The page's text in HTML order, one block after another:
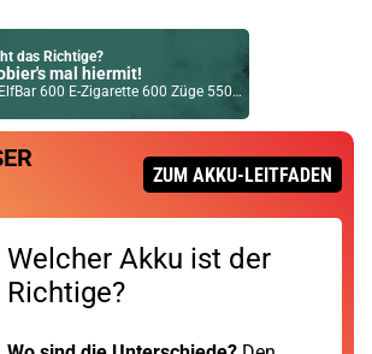
das Richtige?
mal hiermit!
ElfBar 600 E-Zigarette 600 Züge 550mAh Kiwi Passion Fruit Guava 20mg MHD 31-12-2023
auf was Neues?
das mal!
Feelin C1 2,8ml Pod 2er Pack Ersatzpods
mal hier!
Touch Pod System 1,5ml 500mAh Kit Silber
ZUM AKKU-LEITFADEN
Welcher Akku ist der
Richtige?